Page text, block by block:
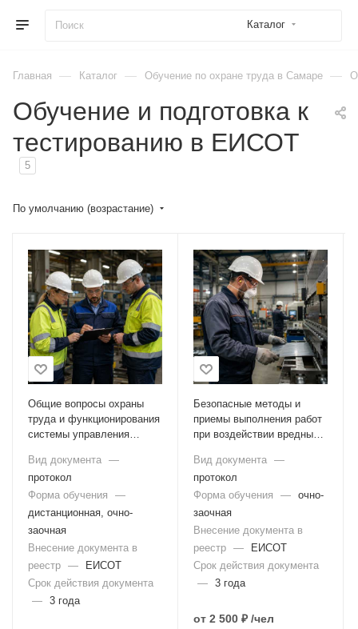
Каталог
Главная — Каталог — Обучение по охране труда в Самаре —
Обучение и подготовка к
тестированию в ЕИСОТ
5
По умолчанию (возрастание)
Общие вопросы охраны
труда и функционирования
системы управления
тестированием в ЕИСОТ)
Вид документа —
протокол
Форма обучения
—
дистанционная, очно-
заочная
Внесение документа в
реестр —
ЕИСОТ
Срок действия документа
— 3 года
Безопасные методы и
приемы выполнения работ
при воздействии вредных и
производственных
факторов, источников
опасности,
идентифицированных в
рамках специальной
оценки условий труда и
оценки профессиональных
рисков (с тестированием в
ЕИСОТ)
Вид документа —
протокол
Форма обучения
— очно-
заочная
Внесение документа в
реестр —
ЕИСОТ
Срок действия документа
— 3 года
от 2 500 ₽ /чел